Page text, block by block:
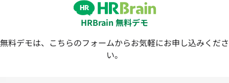
HRBrain 無料デモ
無料デモは、こちらのフォームからお気軽にお申し込みくださ
い。